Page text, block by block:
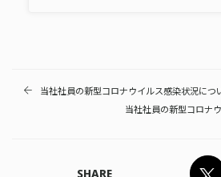
当社社員の新型コロナウイルス感染状況につ
当社社員の新型コロナ
SHARE